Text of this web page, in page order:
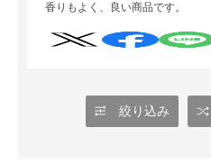
香りもよく、良い商品です。
絞り込み